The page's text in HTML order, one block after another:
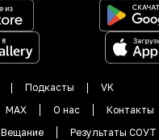
Подкасты
VK
MAX О нас
Контакты
Вещание Результаты СОУТ